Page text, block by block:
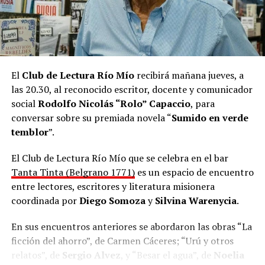
“También hay un par de beats que son hechos por mí”,
agregó Maniatic desde Paraguay, donde vive hace ocho
años.
El Club de Lectura Río Míorecibirá mañana jueves, a
las 20.30, al reconocido escritor, docente y comunicador
socialRodolfo Nicolás “Rolo” Capaccio, para
conversar sobre su premiada novela “Sumido en verde
temblor”.
El Club de Lectura Río Mío que se celebra en el bar
Tanta Tinta (Belgrano 1771)es un espacio de encuentro
entre lectores, escritores y literatura misionera
coordinada porDiego SomozaySilvina Warenycia.
En sus encuentros anteriores se abordaron las obras “La
ficción del ahorro”, de Carmen Cáceres; “Urú y otros
relatos”, de Sergio Alvez , y “Besar el agua”, de Noelia